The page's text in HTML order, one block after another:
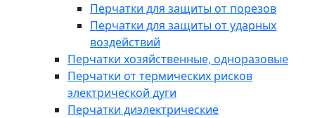
Перчатки для защиты от порезов
Перчатки для защиты от ударных
воздействий
Перчатки хозяйственные, одноразовые
Перчатки от термических рисков
электрической дуги
Перчатки диэлектрические